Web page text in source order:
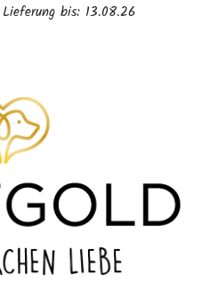
Lieferung bis: 13.08.26